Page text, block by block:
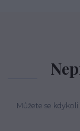
Můžete se